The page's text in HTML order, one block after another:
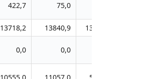
422,7 75,0
13718,2 13840,9 13695,8
0,0 0,0